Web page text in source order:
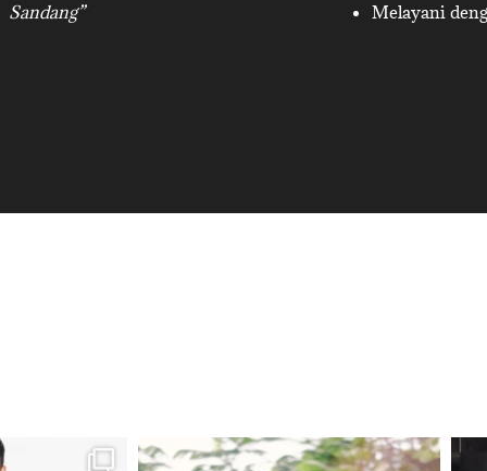
Sandang”
Melayani